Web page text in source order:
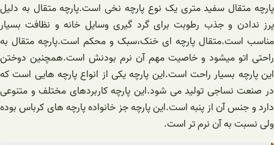
پارچه متقال سفید متری یک نوع پارچه نخی است.پارچه متقال به دلیل
پرز ندادن و جذب رطوبت برای گرد گیری وسایل خانه و نظافت بسیار
مناسب است.متقال پارچه ای خنک،سبک و محکم است.پارچه متقال به
راحتی اتو میشود و خاصیت مهم آن نرم بودنش است.همچنین دوختن
این پارچه بسیار راحت است.این پارچه یکی از انواع پارچه هایی است که
در صنعت نساجی تولید می شود.این پارچه کاربردهای مختلف و متنوعی
دارد و جنس آن از پنبه است.این پارچه جز خانواده پارچه های کرباس بوده
ولی نسبت به آن نرم تر است.